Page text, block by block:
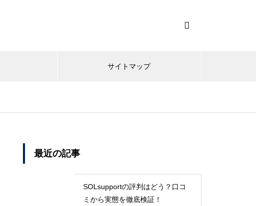
サイトマップ
最近の記事
SOLsupportの評判はどう？口コ
ミから実態を徹底検証！